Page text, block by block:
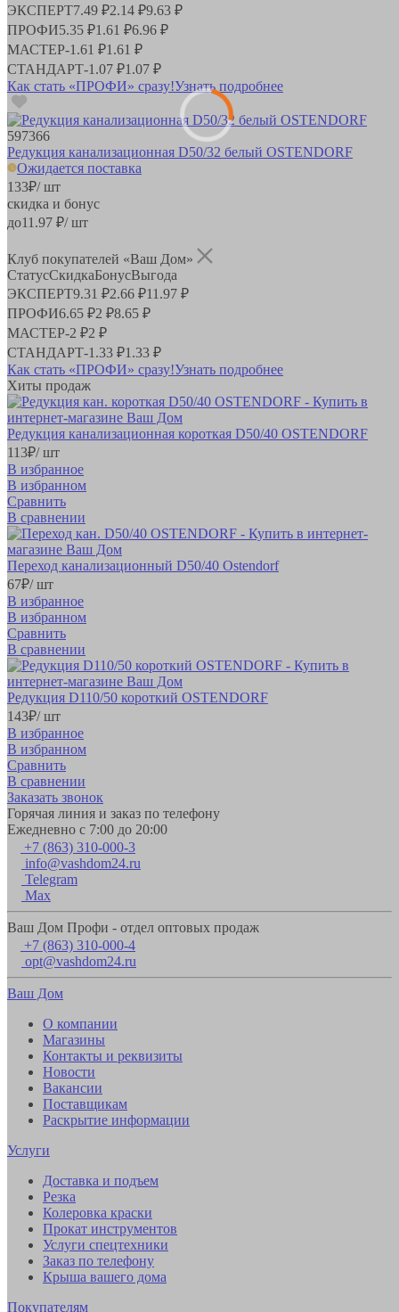
ЭКСПЕРТ7.49 ₽2.14 ₽9.63 ₽
ПРОФИ5.35 ₽1.61 ₽6.96 ₽
МАСТЕР-1.61 ₽1.61 ₽
СТАНДАРТ-1.07 ₽1.07 ₽
Как стать «ПРОФИ» сразу!Узнать подробнее
597366
Редукция канализационная D50/32 белый OSTENDORF
Ожидается поставка
133₽/ шт
скидка и бонус
до11.97 ₽/ шт
Клуб покупателей «Ваш Дом»
СтатусСкидкаБонусВыгода
ЭКСПЕРТ9.31 ₽2.66 ₽11.97 ₽
ПРОФИ6.65 ₽2 ₽8.65 ₽
МАСТЕР-2 ₽2 ₽
СТАНДАРТ-1.33 ₽1.33 ₽
Как стать «ПРОФИ» сразу!Узнать подробнее
Хиты продаж
Редукция канализационная короткая D50/40 OSTENDORF
113₽/ шт
В избранное
В избранном
Сравнить
В сравнении
Переход канализационный D50/40 Ostendorf
67₽/ шт
В избранное
В избранном
Сравнить
В сравнении
Редукция D110/50 короткий OSTENDORF
143₽/ шт
В избранное
В избранном
Сравнить
В сравнении
Заказать звонок
Горячая линия и заказ по телефону
Ежедневно с 7:00 до 20:00
+7 (863) 310-000-3
info@vashdom24.ru
Telegram
Max
Ваш Дом Профи - отдел оптовых продаж
+7 (863) 310-000-4
opt@vashdom24.ru
Ваш Дом
О компании
Магазины
Контакты и реквизиты
Новости
Вакансии
Поставщикам
Раскрытие информации
Услуги
Доставка и подъем
Резка
Колеровка краски
Прокат инструментов
Услуги спецтехники
Заказ по телефону
Крыша вашего дома
Покупателям